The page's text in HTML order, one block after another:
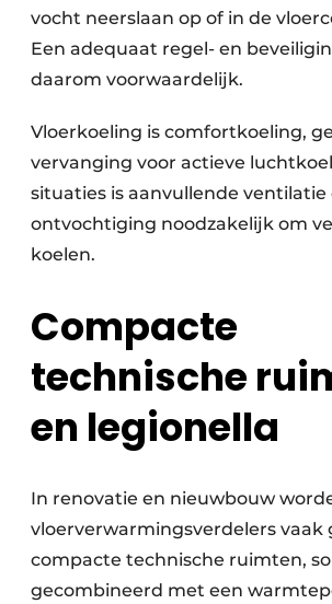
vocht neerslaan op of in de
Een adequaat regel- en
daarom voorwaardelijk.
Vloerkoeling is comfortkoeling,
vervanging voor actieve
situaties is aanvullende ventilatie
ontvochtiging noodzakelijk om
koelen.
Compacte
technische
en legionella
In renovatie en nieuwbouw
vloerverwarmingsverdelers vaak
compacte technische ruimten,
gecombineerd met een